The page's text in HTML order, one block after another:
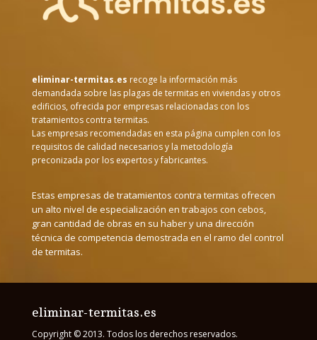
eliminar-termitas.es recoge la información más
demandada sobre las plagas de termitas en viviendas y otros
edificios, ofrecida por empresas relacionadas con los
tratamientos contra termitas.
Las empresas recomendadas en esta página cumplen con los
requisitos de calidad necesarios y la metodología
preconizada por los expertos y fabricantes.
Estas empresas de tratamientos contra termitas ofrecen
un alto nivel de especialización en trabajos con cebos,
gran cantidad de obras en su haber y una dirección
técnica de competencia demostrada en el ramo del control
de termitas.
eliminar-termitas.es
Copyright © 2013. Todos los derechos reservados.